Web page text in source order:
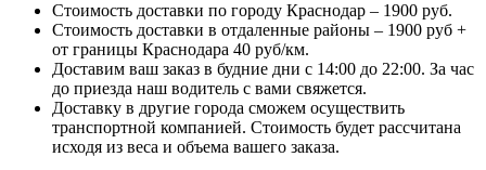
Стоимость доставки по городу Краснодар – 1900 руб.
Стоимость доставки в отдаленные районы – 1900 руб +
от границы Краснодара 40 руб/км.
Доставим ваш заказ в будние дни с 14:00 до 22:00. За час
до приезда наш водитель с вами свяжется.
Доставку в другие города сможем осуществить
транспортной компанией. Стоимость будет рассчитана
исходя из веса и объема вашего заказа.